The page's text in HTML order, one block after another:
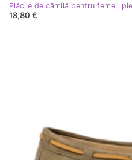
Plăcile de cămilă pentru femei,
18,80 €